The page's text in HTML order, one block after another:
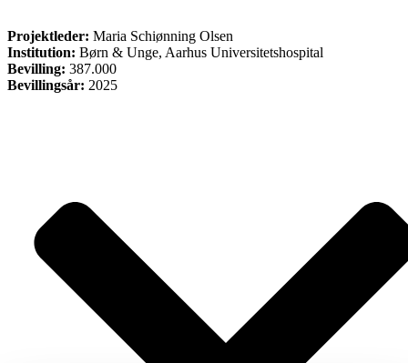
Projektleder: Maria Schiønning Olsen
Institution: Børn & Unge, Aarhus Universitetshospital
Bevilling: 387.000
Bevillingsår: 2025